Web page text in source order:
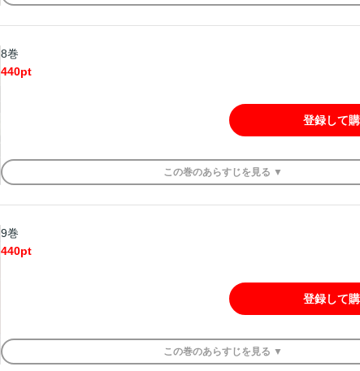
8巻
440pt
登録して
この巻のあらすじを 見る ▼
9巻
440pt
登録して
この巻のあらすじを 見る ▼